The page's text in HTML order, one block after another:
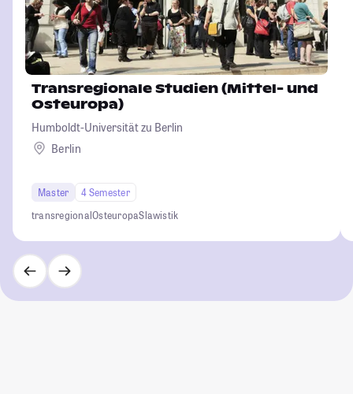
Transregionale Studien (Mittel- und
Osteuropa)
Humboldt-Universität zu Berlin
Berlin
Master
4 Semester
transregionalOsteuropaSlawistik